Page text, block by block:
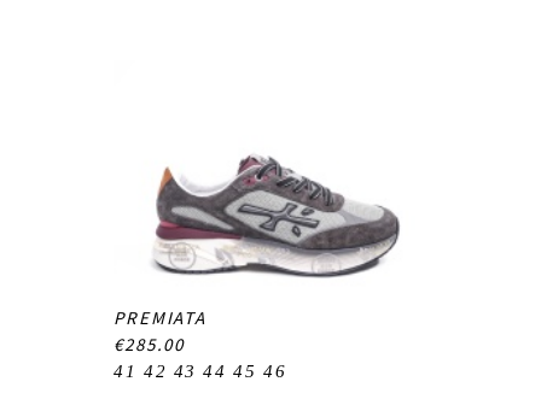
PREMIATA
€285.00
41 42 43 44 45 46